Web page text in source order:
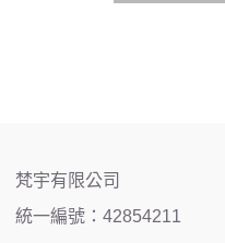
梵宇有限公司
統一編號：42854211